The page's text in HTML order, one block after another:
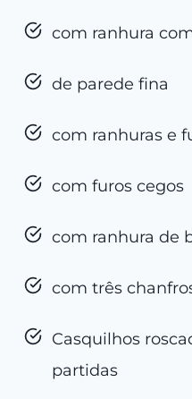
com ranhura
de parede fina
com ranhuras e
com furos cegos
com ranhura de
com três
Casquilhos
partidas